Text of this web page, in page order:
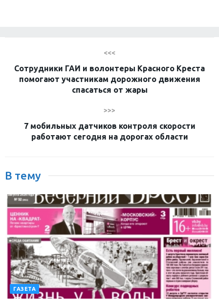
<<<
Сотрудники ГАИ и волонтеры Красного Креста
помогают участникам дорожного движения
спасаться от жары
>>>
7 мобильных датчиков контроля скорости
работают сегодня на дорогах области
В тему
ГАЗЕТА